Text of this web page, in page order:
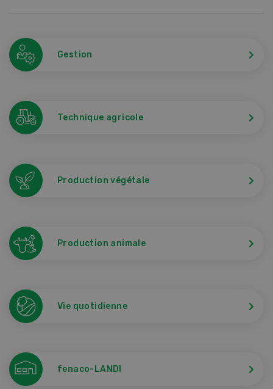
Gestion
Technique agricole
Production végétale
Production animale
Vie quotidienne
fenaco-LANDI